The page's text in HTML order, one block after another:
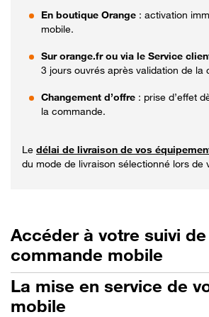
En boutique Orange : activation
mobile.
Sur orange.fr ou via le Service
3 jours ouvrés après validation de la
Changement d’offre : prise d’effet
la commande.
Le délai de livraison de vos
du mode de livraison sélectionné lors de
Accéder à votre suivi de
commande mobile
La mise en service de
mobile